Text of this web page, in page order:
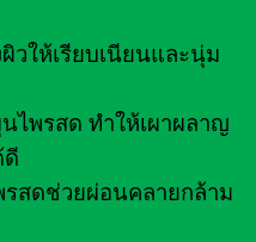
วให้เรียบเนียนและนุ่ม
ไพรสด ทำให้เผาผลาญ
ดี
สดช่วยผ่อนคลายกล้าม